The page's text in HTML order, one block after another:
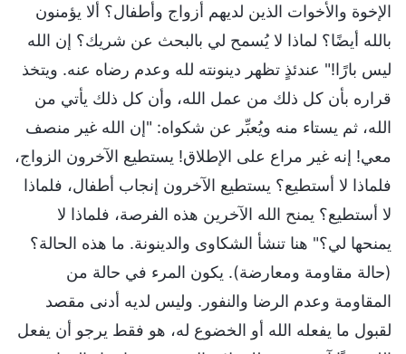
الإخوة والأخوات الذين لديهم أزواج وأطفال؟ ألا يؤمنون
بالله أيضًا؟ لماذا لا يُسمح لي بالبحث عن شريك؟ إن الله
ليس بارًا!" عندئذٍ تظهر دينونته لله وعدم رضاه عنه. ويتخذ
قراره بأن كل ذلك من عمل الله، وأن كل ذلك يأتي من
الله، ثم يستاء منه ويُعبِّر عن شكواه: "إن الله غير منصف
معي! إنه غير مراع على الإطلاق! يستطيع الآخرون الزواج،
فلماذا لا أستطيع؟ يستطيع الآخرون إنجاب أطفال، فلماذا
لا أستطيع؟ يمنح الله الآخرين هذه الفرصة، فلماذا لا
يمنحها لي؟" هنا تنشأ الشكاوى والدينونة. ما هذه الحالة؟
(حالة مقاومة ومعارضة). يكون المرء في حالة من
المقاومة وعدم الرضا والنفور. وليس لديه أدنى مقصد
لقبول ما يفعله الله أو الخضوع له، هو فقط يرجو أن يفعل